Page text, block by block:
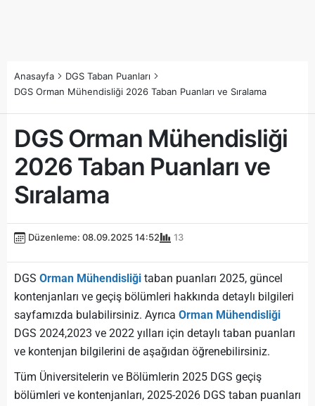
Anasayfa
DGS Taban Puanları
DGS Orman Mühendisliği 2026 Taban Puanları ve Sıralama
DGS Orman Mühendisliği
2026 Taban Puanları ve
Sıralama
Düzenleme: 08.09.2025 14:52 13
DGS Orman Mühendisliği taban puanları 2025, güncel
kontenjanları ve geçiş bölümleri hakkında detaylı bilgileri
sayfamızda bulabilirsiniz. Ayrıca Orman Mühendisliği
DGS 2024,2023 ve 2022 yılları için detaylı taban puanları
ve kontenjan bilgilerini de aşağıdan öğrenebilirsiniz.
Tüm Üniversitelerin ve Bölümlerin 2025 DGS geçiş
bölümleri ve kontenjanları, 2025-2026 DGS taban puanları